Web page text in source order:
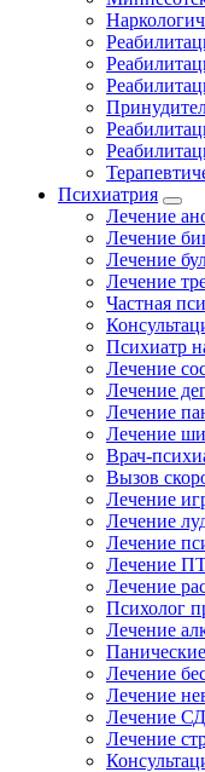
Психиатрия
Лечение
Лечение
Лечение
Лечение
Частная
Психиатр
Лечение
Лечение
Лечение
Лечение
Врач-
Вызов
Лечение
Лечение
Лечение
Лечение
Лечение
Психолог
Лечение
Лечение
Лечение
Лечение
Лечение